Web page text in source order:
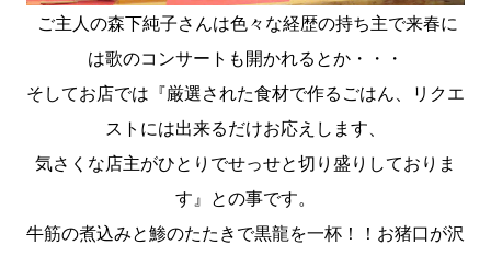
ご主人の森下純子さんは色々な経歴の持ち主で来春に
は歌のコンサートも開かれるとか・・・
そしてお店では『厳選された食材で作るごはん、リクエ
ストには出来るだけお応えします、
気さくな店主がひとりでせっせと切り盛りしておりま
す』との事です。
牛筋の煮込みと鯵のたたきで黒龍を一杯！！お猪口が沢